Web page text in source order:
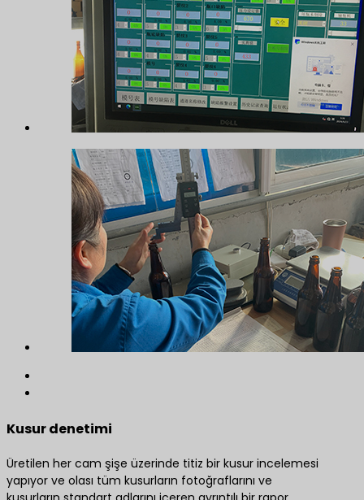
Kusur denetimi
Üretilen her cam şişe üzerinde titiz bir kusur incelemesi
yapıyor ve olası tüm kusurların fotoğraflarını ve